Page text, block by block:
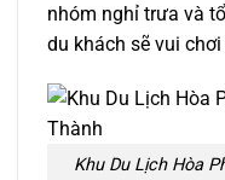
nhóm nghỉ trưa và
du khách sẽ vui
Khu Du Lịch Hòa